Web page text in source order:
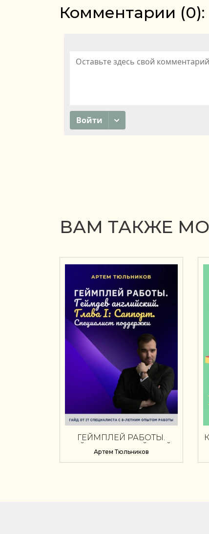
Комментарии (0):
ВАМ ТАКЖЕ
ГЕЙМПЛЕЙ РАБОТЫ.
ГЛАВА I. САППОРТ.
СПЕЦИАЛИСТ
Артем Тюльников